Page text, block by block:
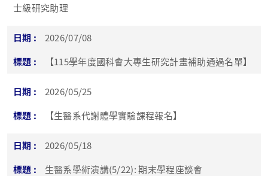
士級研究助理
2026/07/08
【115學年度國科會大專生研究計畫補助通過名單】
2026/05/25
【生醫系代謝體學實驗課程報名】
2026/05/18
生醫系學術演講(5/22): 期末學程座談會